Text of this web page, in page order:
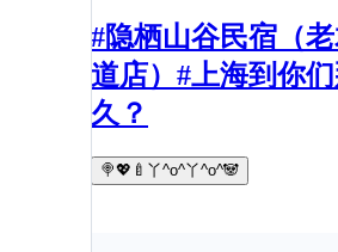
#隐栖山谷民宿（
道店）#上海到你
久？
🍭💖🍼丫^o^丫^o^🐼